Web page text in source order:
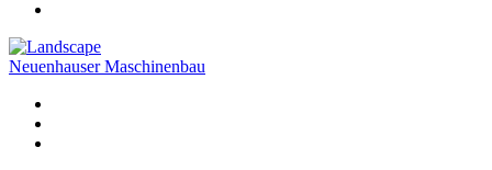
Neuenhauser Maschinenbau